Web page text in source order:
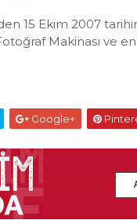
15 Ekim 2007
Makinası ve en
Google+